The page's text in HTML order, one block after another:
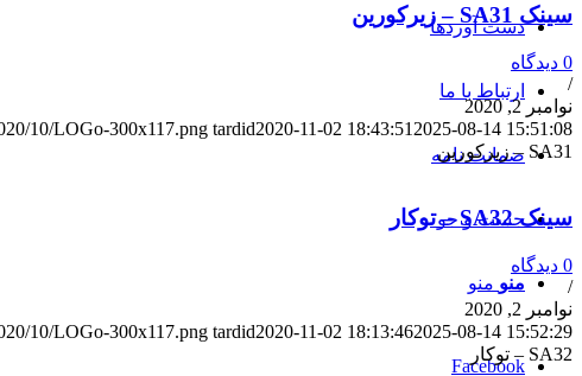
دست آوردها
ارتباط با ما
ضمانت نامه
جست و جو
منو منو
Facebook
سینک SA31 – زیرکورین
0 دیدگاه
/
نوامبر 2, 2020
10/LOGo-300x117.png tardid2020-11-02 18:43:51 2025-08-14 15:51:08
SA31 – زیرکورین
سینک SA32 – توکار
0 دیدگاه
/
نوامبر 2, 2020
10/LOGo-300x117.png tardid2020-11-02 18:13:462025-08-14 15:52:29
SA32 – توکار